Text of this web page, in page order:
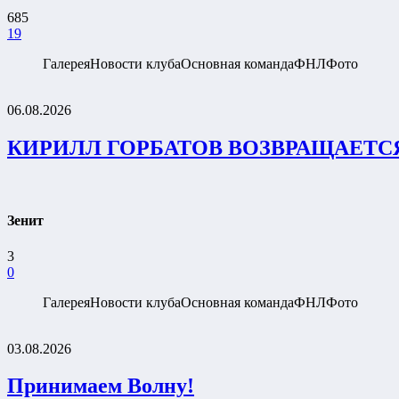
685
19
ГалереяНовости клубаОсновная командаФНЛФото
06.08.2026
КИРИЛЛ ГОРБАТОВ
Зенит
3
0
ГалереяНовости клубаОсновная командаФНЛФото
03.08.2026
Принимаем Волну!